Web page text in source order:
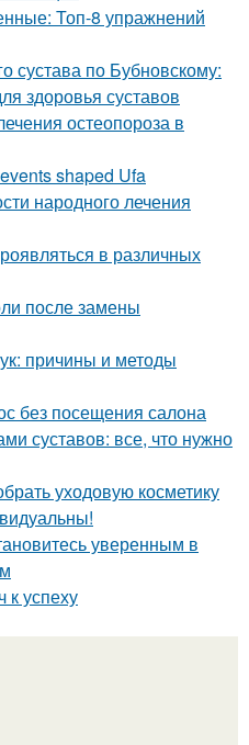
Топ-8 упражнений
сустава по Бубновскому:
здоровья суставов
остеопороза в
shaped Ufa
народного лечения
в различных
после замены
причины и методы
без посещения салона
суставов: все, что нужно
уходовую косметику
уверенным в
к успеху